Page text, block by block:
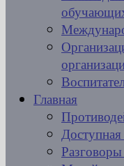
Главная
Доступная